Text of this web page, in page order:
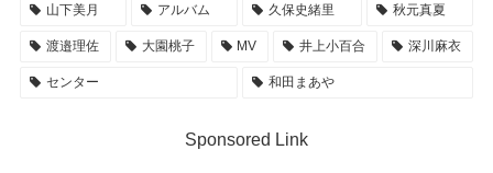
山下美月 アルバム 久保史緒里 秋元真夏
渡邉理佐 大園桃子 MV 井上小百合 深川麻衣
センター 和田まあや
Sponsored Link